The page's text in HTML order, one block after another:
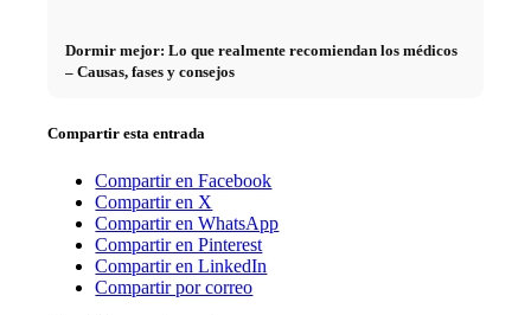
Dormir mejor: Lo que realmente recomiendan los médicos
– Causas, fases y consejos
Compartir esta entrada
Compartir en Facebook
Compartir en X
Compartir en WhatsApp
Compartir en Pinterest
Compartir en LinkedIn
Compartir por correo